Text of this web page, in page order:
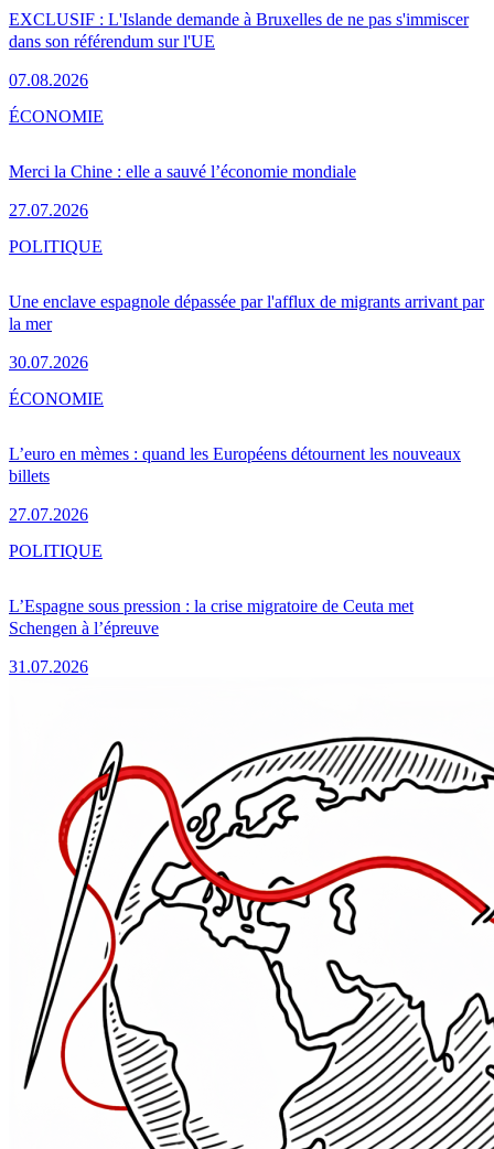
EXCLUSIF : L'Islande demande à Bruxelles de ne pas s'immiscer
dans son référendum sur l'UE
07.08.2026
Merci la Chine : elle a sauvé l’économie mondiale
27.07.2026
ÉCONOMIE
Une enclave espagnole dépassée par l'afflux de migrants arrivant par
la mer
30.07.2026
POLITIQUE
L’euro en mèmes : quand les Européens détournent les nouveaux
billets
27.07.2026
ÉCONOMIE
L’Espagne sous pression : la crise migratoire de Ceuta met
Schengen à l’épreuve
31.07.2026
POLITIQUE